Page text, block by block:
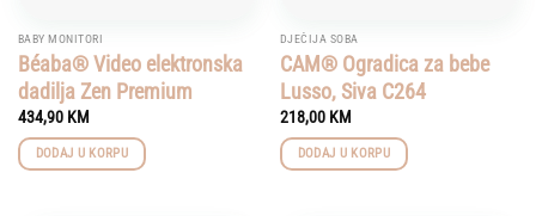
BABY MONITORI
Béaba® Video elektronska
dadilja Zen Premium
434,90 KM
DODAJ U KORPU
DJEČIJA SOBA
CAM® Ogradica za bebe
Lusso, Siva C264
218,00 KM
DODAJ U KORPU